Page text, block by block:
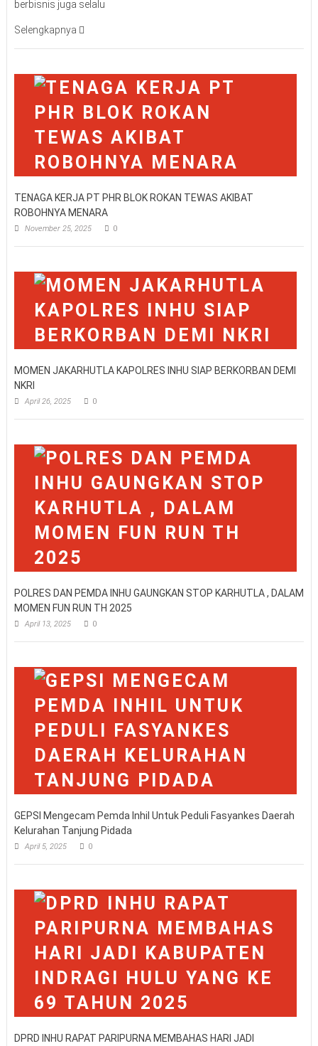
berbisnis juga selalu
Selengkapnya
TENAGA KERJA PT PHR BLOK ROKAN TEWAS AKIBAT
ROBOHNYA MENARA
November 25, 2025 0
MOMEN JAKARHUTLA KAPOLRES INHU SIAP BERKORBAN DEMI
NKRI
April 26, 2025 0
POLRES DAN PEMDA INHU GAUNGKAN STOP KARHUTLA , DALAM
MOMEN FUN RUN TH 2025
April 13, 2025 0
GEPSI Mengecam Pemda Inhil Untuk Peduli Fasyankes Daerah
Kelurahan Tanjung Pidada
April 5, 2025 0
DPRD INHU RAPAT PARIPURNA MEMBAHAS HARI JADI